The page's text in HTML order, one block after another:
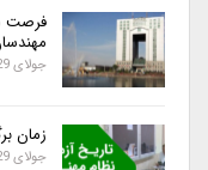
فرصت
مهندسان
جولای 29, 2026
زمان
جولای 29, 2026